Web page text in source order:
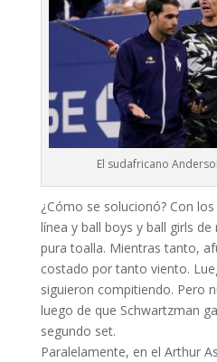
El sudafricano
¿Cómo se solucionó? Con
línea y ball boys y ball girls
pura toalla. Mientras tanto,
costado por tanto viento.
siguieron compitiendo. Pero
luego de que Schwartzman
segundo set.
Paralelamente, en el Arthur